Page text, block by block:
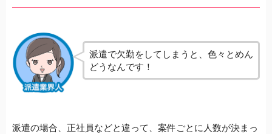
派遣で欠勤をしてしまうと、色々とめん
どうなんです！
派遣の場合、正社員などと違って、案件ごとに人数が決まっ